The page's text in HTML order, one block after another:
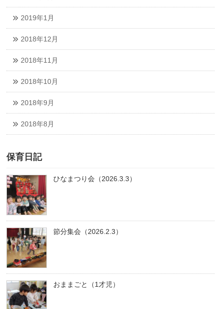
2019年1月
2018年12月
2018年11月
2018年10月
2018年9月
2018年8月
保育日記
ひなまつり会（2026.3.3）
節分集会（2026.2.3）
おままごと（1才児）